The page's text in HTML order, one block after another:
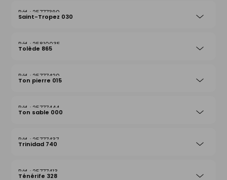
25777390
Saint-Tropez 030
25810035
Tolède 865
25777420
Ton pierre 015
25777444
Ton sable 000
25777437
Trinidad 740
25777413
Ténérife 328